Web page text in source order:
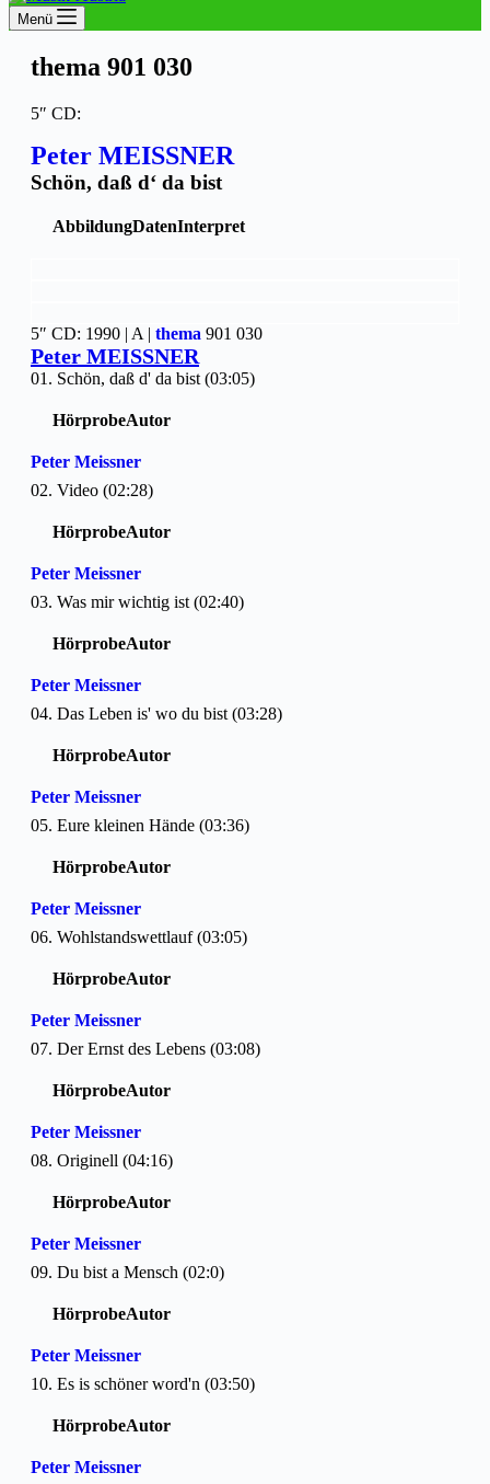
Menü
thema 901 030
5″ CD:
Peter MEISSNER
Schön, daß d‘ da bist
AbbildungDatenInterpret
5″ CD: 1990 | A | thema 901 030
Peter MEISSNER
01. Schön, daß d' da bist (03:05)
HörprobeAutor
Peter Meissner
02. Video (02:28)
HörprobeAutor
Peter Meissner
03. Was mir wichtig ist (02:40)
HörprobeAutor
Peter Meissner
04. Das Leben is' wo du bist (03:28)
HörprobeAutor
Peter Meissner
05. Eure kleinen Hände (03:36)
HörprobeAutor
Peter Meissner
06. Wohlstandswettlauf (03:05)
HörprobeAutor
Peter Meissner
07. Der Ernst des Lebens (03:08)
HörprobeAutor
Peter Meissner
08. Originell (04:16)
HörprobeAutor
Peter Meissner
09. Du bist a Mensch (02:0)
HörprobeAutor
Peter Meissner
10. Es is schöner word'n (03:50)
HörprobeAutor
Peter Meissner